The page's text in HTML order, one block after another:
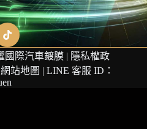
國際汽車鍍膜 | 隱私權政
網站地圖 | LINE 客服 ID：